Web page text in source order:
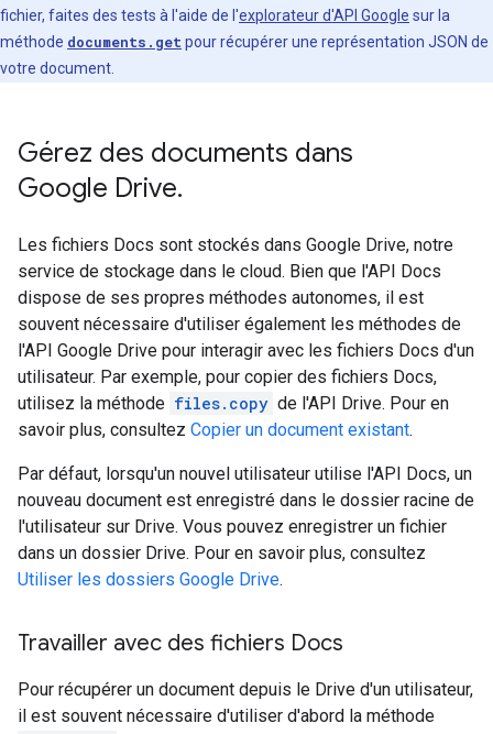
fichier, faites des tests à l'aide de l'explorateur d'API Google sur la
méthode documents.get pour récupérer une représentation JSON de
votre document.
Gérez des documents dans
Google Drive.
Les fichiers Docs sont stockés dans Google Drive, notre
service de stockage dans le cloud. Bien que l'API Docs
dispose de ses propres méthodes autonomes, il est
souvent nécessaire d'utiliser également les méthodes de
l'API Google Drive pour interagir avec les fichiers Docs d'un
utilisateur. Par exemple, pour copier des fichiers Docs,
utilisez la méthode files.copy de l'API Drive. Pour en
savoir plus, consultez Copier un document existant.
Par défaut, lorsqu'un nouvel utilisateur utilise l'API Docs, un
nouveau document est enregistré dans le dossier racine de
l'utilisateur sur Drive. Vous pouvez enregistrer un fichier
dans un dossier Drive. Pour en savoir plus, consultez
Utiliser les dossiers Google Drive.
Travailler avec des fichiers Docs
Pour récupérer un document depuis le Drive d'un utilisateur,
il est souvent nécessaire d'utiliser d'abord la méthode